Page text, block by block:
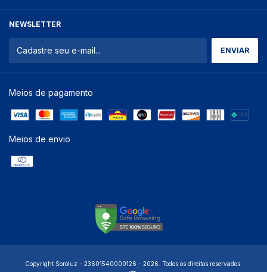
NEWSLETTER
Meios de pagamento
Meios de envio
Copyright Soroluz - 23601540000126 - 2026. Todos os direitos reservados.